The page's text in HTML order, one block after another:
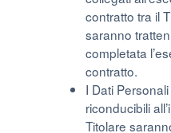
contratto tra il
saranno
completata
contratto.
I Dati
riconducibili
Titolare